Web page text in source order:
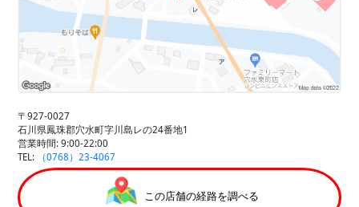
〒927-0027
石川県鳳珠郡穴水町字川島レの24番地1
営業時間: 9:00-22:00
TEL:
（0768）23-4067
この店舗の経路を調べる